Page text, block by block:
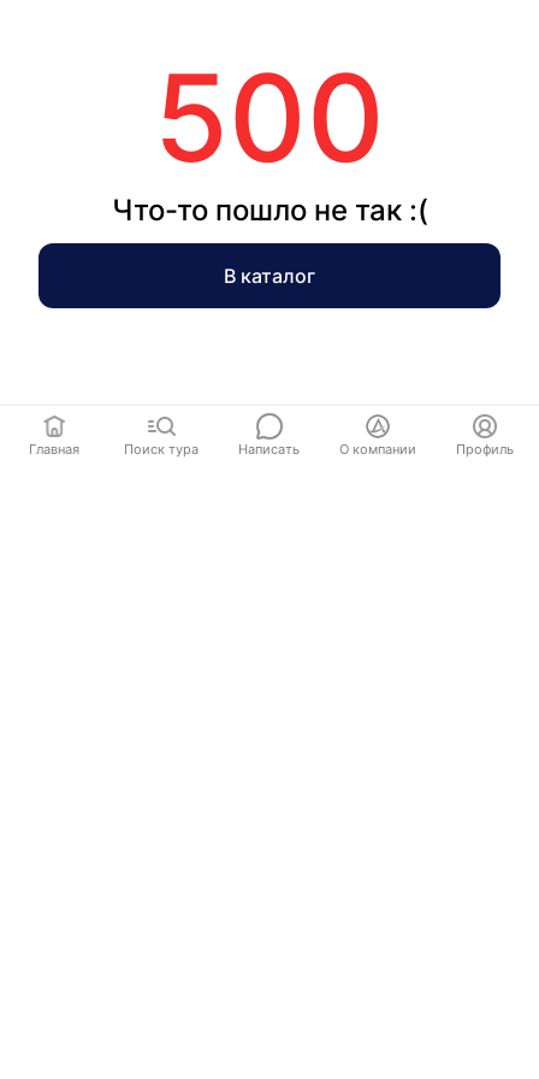
500
Что-то пошло не так :(
В каталог
Главная Поиск тура Написать О компании Профиль